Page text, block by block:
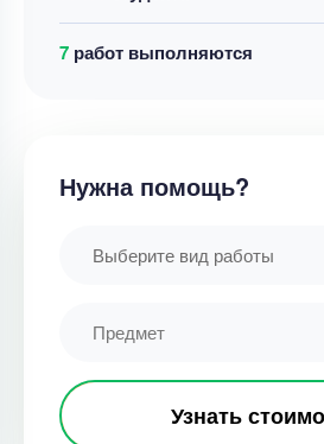
4 работ выполняются
Нужна помощь?
Выберите вид работы
Узнать